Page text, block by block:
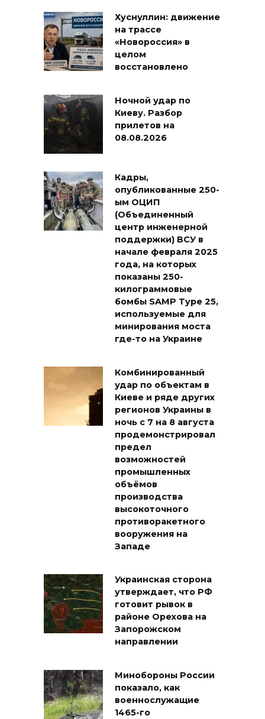
Хуснуллин: движение
на трассе
«Новороссия» в
целом
восстановлено
Ночной удар по
Киеву. Разбор
прилетов на
08.08.2026
Кадры,
опубликованные 250-
ым ОЦИП
(Объединенный
центр инженерной
поддержки) ВСУ в
начале февраля 2025
года, на которых
показаны 250-
килограммовые
бомбы SAMP Type 25,
используемые для
минирования моста
где-то на Украине
Комбинированный
удар по объектам в
Киеве и ряде других
регионов Украины в
ночь с 7 на 8 августа
продемонстрировал
предел
возможностей
промышленных
объёмов
производства
высокоточного
противоракетного
вооружения на
Западе
Украинская сторона
утверждает, что РФ
готовит рывок в
районе Орехова на
Запорожском
направлении
Минобороны России
показало, как
военнослужащие
1465-го